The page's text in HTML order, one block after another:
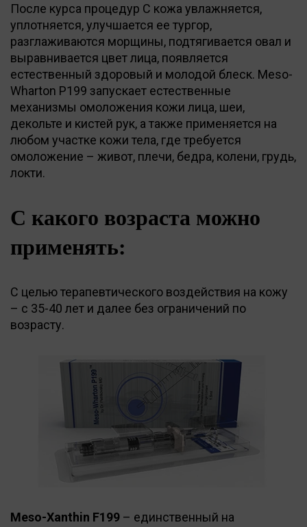
После курса процедур C кожа увлажняется,
уплотняется, улучшается ее тургор,
разглаживаются морщины, подтягивается овал и
выравнивается цвет лица, появляется
естественный здоровый и молодой блеск. Meso-
Wharton P199 запускает естественные
механизмы омоложения кожи лица, шеи,
декольте и кистей рук, а также применяется на
любом участке кожи тела, где требуется
омоложение – живот, плечи, бедра, колени, грудь,
локти.
С какого возраста можно
применять:
С целью терапевтического воздействия на кожу
– с 35-40 лет и далее без ограничений по
возрасту.
Meso-Xanthin F199 – единственный на